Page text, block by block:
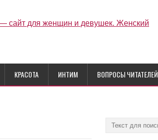
КРАСОТА ИНТИМ ВОПРОСЫ ЧИТАТЕЛЕЙ